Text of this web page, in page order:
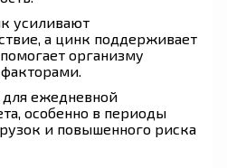
усиливают
а цинк поддерживает
организму
ежедневной
особенно в периоды
и повышенного риска